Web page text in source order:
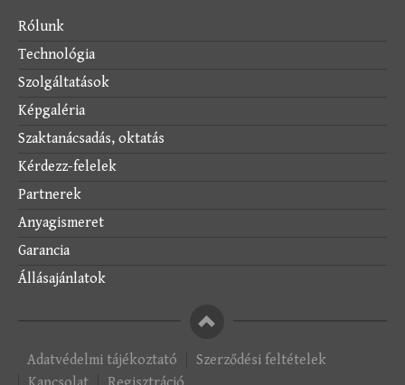
Rólunk
Technológia
Szolgáltatások
Képgaléria
Szaktanácsadás, oktatás
Kérdezz-felelek
Partnerek
Anyagismeret
Garancia
Állásajánlatok
Oldal
Adatvédelmi tájékoztató
Szerződési feltételek